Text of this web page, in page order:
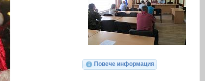
Повече информация